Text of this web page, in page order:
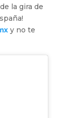
la gira de
y no te